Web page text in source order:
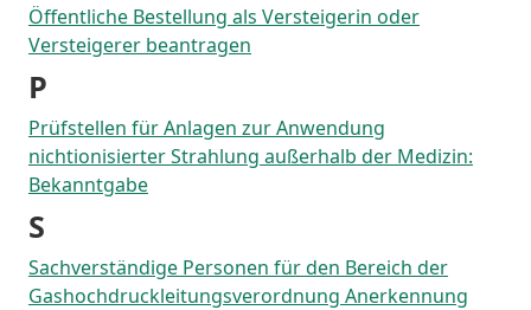
Öffentliche Bestellung als Versteigerin oder
Versteigerer beantragen
P
Prüfstellen für Anlagen zur Anwendung
nichtionisierter Strahlung außerhalb der Medizin:
Bekanntgabe
S
Sachverständige Personen für den Bereich der
Gashochdruckleitungsverordnung Anerkennung